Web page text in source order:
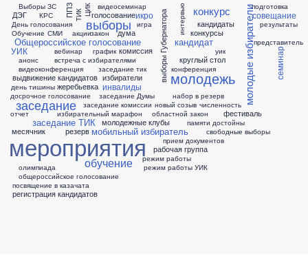
Выборы ЗС
ДЭГ
День голосования
КРС
Обучение
Общероссийское голосование
ППЗ
СМИ
ТИК
УИК
ЦИК
акции
анонс
вебинар
видеоконференция
видеосеминар
встреча с избирателями
выборы выборы Губернатора
выдвижение кандидатов
голосование
график
день тишины
досрочное голосование
дума
жеребьевка
закон
заседание
заседание Думы
заседание ТИК
заседание комиссии
заседание тик
игра
избиратели
избирательный марафон
икро
инвалиды
интервью
кандидат
кандидаты
комиссия
конкурс
конкурсы
конференция
круглый стол
мероприятия
месячник мобильный избиратель
молодежные клубы
молодежь молодые избиратели
набор в резерв
новый созыв
областной закон
обучение
общероссийское голосование
олимпиада
отчет
памяти достойны
подготовка
посвящение в казачата
представитель
прием документов
рабочая группа
регистрация кандидатов
режим работы
режим работы УИК
резерв
результаты
свободные выборы
семинар
совещание
уик
фестиваль
численность